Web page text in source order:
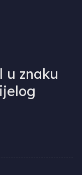
u znaku